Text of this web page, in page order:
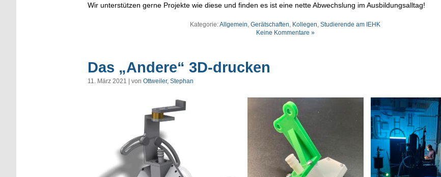
Wir unterstützen gerne Projekte wie diese und finden es ist eine nette Abwechslung im Ausbildungsalltag!
Kategorie:Allgemein Gerätschaften Kollegen Studierende am IEHK
Keine Kommentare »
Das „Andere“ 3D-drucken
11. März 2021 | von Ottweiler, Stephan